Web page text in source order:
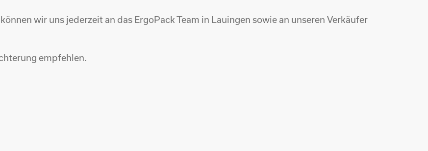
wir uns jederzeit an das ErgoPack Team in Lauingen sowie an unseren Verkäufer
empfehlen.